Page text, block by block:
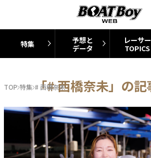
特集
予想と
データ
レーサー
TOPICS
TOP 特集 # 西橋奈未
「# 西橋奈未」の記